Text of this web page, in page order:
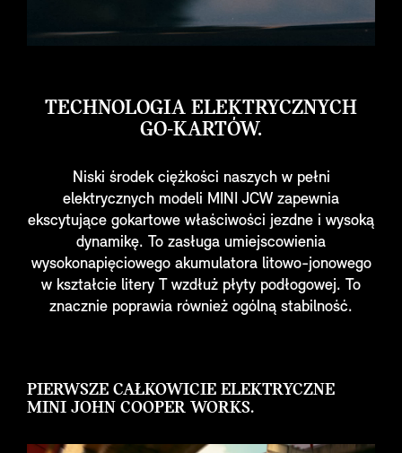
TECHNOLOGIA ELEKTRYCZNYCH
GO-KARTÓW.
Niski środek ciężkości naszych w pełni
elektrycznych modeli MINI JCW zapewnia
ekscytujące gokartowe właściwości jezdne i wysoką
dynamikę. To zasługa umiejscowienia
wysokonapięciowego akumulatora litowo-jonowego
w kształcie litery T wzdłuż płyty podłogowej. To
znacznie poprawia również ogólną stabilność.
PIERWSZE CAŁKOWICIE ELEKTRYCZNE
MINI JOHN COOPER WORKS.